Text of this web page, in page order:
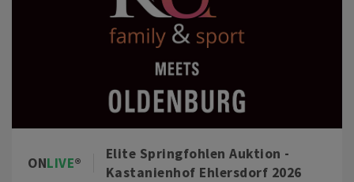
ONLIVE
Elite Springfohlen Auktion -
Kastanienhof Ehlersdorf 2026